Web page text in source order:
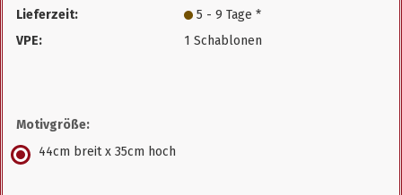
Lieferzeit:
5 - 9 Tage *
VPE:
1 Schablonen
Motivgröße:
44cm breit x 35cm hoch